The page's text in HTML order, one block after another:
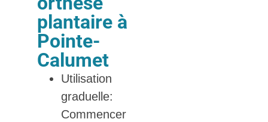
plantaire à
Pointe-
Calumet
Utilisation
graduelle:
Commencer